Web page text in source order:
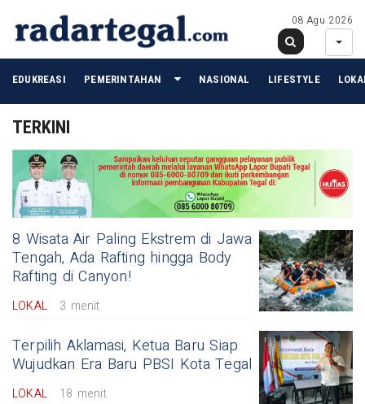
08 Agu 2026
EDUKREASI PEMERINTAHAN NASIONAL LIFESTYLE
TERKINI
8 Wisata Air Paling Ekstrem di Jawa
Tengah, Ada Rafting hingga Body
Rafting di Canyon!
LOKAL 3 menit
Terpilih Aklamasi, Ketua Baru Siap
Wujudkan Era Baru PBSI Kota Tegal
LOKAL 18 menit